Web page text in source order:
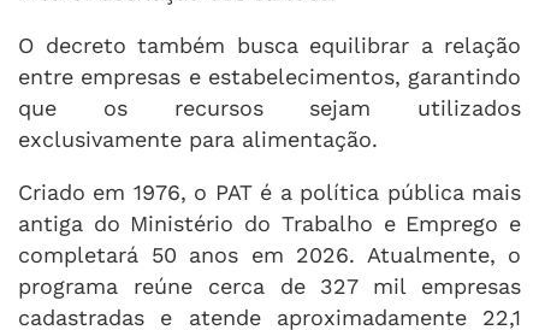
O decreto também busca equilibrar a relação
entre empresas e estabelecimentos, garantindo
que os recursos sejam utilizados
exclusivamente para alimentação.
Criado em 1976, o PAT é a política pública mais
antiga do Ministério do Trabalho e Emprego e
completará 50 anos em 2026. Atualmente, o
programa reúne cerca de 327 mil empresas
cadastradas e atende aproximadamente 22,1